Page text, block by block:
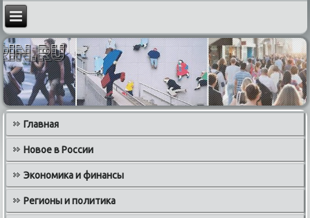
Главная
Новое в России
Экономика и финансы
Регионы и политика